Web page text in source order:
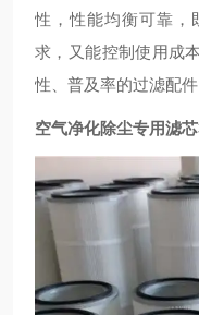
性，性能均衡可靠，
求，又能控制使用成
性、普及率的过滤配件
空气净化除尘专用滤